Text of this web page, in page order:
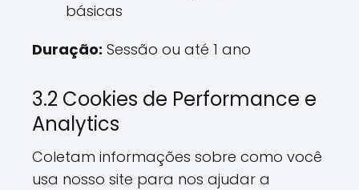
básicas
Duração: Sessão ou até 1 ano
3.2 Cookies de Performance e
Analytics
Coletam informações sobre como você
usa nosso site para nos ajudar a